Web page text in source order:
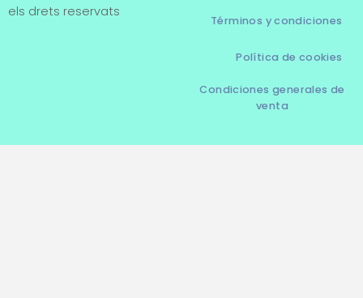
els drets reservats
Términos y condiciones
Política de cookies
Condiciones generales de
venta